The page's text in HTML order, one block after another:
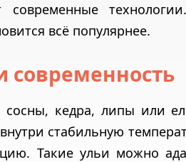
всё популярнее.
современность
кедра, липы или
стабильную
Такие ульи можно